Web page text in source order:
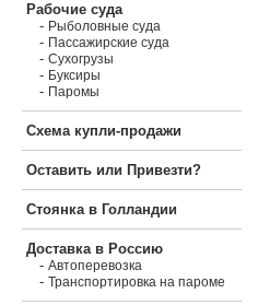
Рабочие суда
- Рыболовные суда
- Пассажирские суда
- Сухогрузы
- Буксиры
- Паромы
Схема купли-продажи
Оставить или Привезти?
Стоянка в Голландии
Доставка в Россию
- Автоперевозка
- Транспортировка на пароме